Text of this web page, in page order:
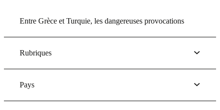
Entre Grèce et Turquie, les dangereuses provocations
Rubriques
Pays